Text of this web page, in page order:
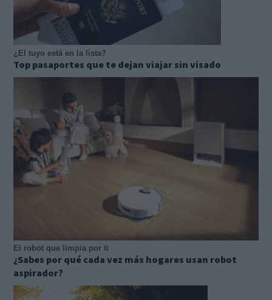
¿El tuyo está en la lista?
Top pasaportes que te dejan viajar sin visado
El robot que limpia por ti
¿Sabes por qué cada vez más hogares usan robot
aspirador?